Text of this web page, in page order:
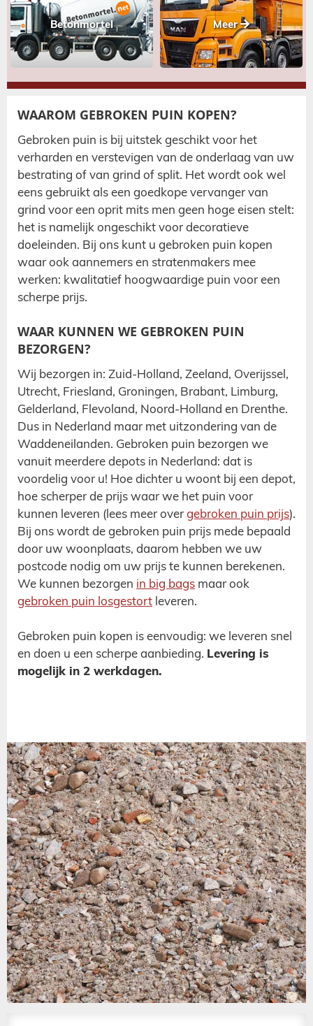
Betonmortel Meer
WAAROM GEBROKEN PUIN KOPEN?
Gebroken puin is bij uitstek geschikt voor het
verharden en verstevigen van de onderlaag van uw
bestrating of van grind of split. Het wordt ook wel
eens gebruikt als een goedkope vervanger van
grind voor een oprit mits men geen hoge eisen stelt:
het is namelijk ongeschikt voor decoratieve
doeleinden. Bij ons kunt u gebroken puin kopen
waar ook aannemers en stratenmakers mee
werken: kwalitatief hoogwaardige puin voor een
scherpe prijs.
WAAR KUNNEN WE GEBROKEN PUIN
BEZORGEN?
Wij bezorgen in: Zuid-Holland, Zeeland, Overijssel,
Utrecht, Friesland, Groningen, Brabant, Limburg,
Gelderland, Flevoland, Noord-Holland en Drenthe.
Dus in Nederland maar met uitzondering van de
Waddeneilanden. Gebroken puin bezorgen we
vanuit meerdere depots in Nederland: dat is
voordelig voor u! Hoe dichter u woont bij een depot,
hoe scherper de prijs waar we het puin voor
kunnen leveren (lees meer overgebroken puin prijs).
Bij ons wordt de gebroken puin prijs mede bepaald
door uw woonplaats, daarom hebben we uw
postcode nodig om uw prijs te kunnen berekenen.
We kunnen bezorgen in big bags maar ook
gebroken puin losgestort leveren.
Gebroken puin kopen is eenvoudig: we leveren snel
en doen u een scherpe aanbieding. Levering is
mogelijk in 2 werkdagen.